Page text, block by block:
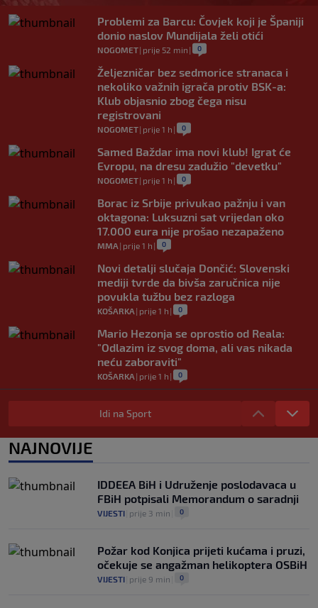
Problemi za Barcu: Čovjek koji je Španiji
donio naslov Mundijala želi otići
NOGOMET| prije 52 min | 0
Željezničar bez sedmorice stranaca i
nekoliko važnih igrača protiv BSK-a:
Klub objasnio zbog čega nisu
registrovani
NOGOMET| prije 1 h | 0
Samed Baždar ima novi klub! Igrat će
Evropu, na dresu zadužio "devetku"
NOGOMET| prije 1 h | 0
Borac iz Srbije privukao pažnju i van
oktagona: Luksuzni sat vrijedan oko
17.000 eura nije prošao nezapaženo
MMA | prije 1 h | 0
Novi detalji slučaja Dončić: Slovenski
mediji tvrde da bivša zaručnica nije
povukla tužbu bez razloga
KOŠARKA | prije 1 h | 0
Mario Hezonja se oprostio od Reala:
"Odlazim iz svog doma, ali vas nikada
neću zaboraviti"
KOŠARKA | prije 1 h | 0
Pjanić otkrio da je Alajbegović imao
bogatije ponude: "Ipak, Juve je uvijek
NOGOMET|prije 2 h| 0
Radnika, određene i sudije prvog kola
šampionata BiH
NOGOMET |prije 2 h 0
Idi na Sport
NAJNOVIJE
IDDEEA BiH i Udruženje poslodavaca u
FBiH potpisali Memorandum o saradnji
VIJESTI prije 3 min 0
Požar kod Konjica prijeti kućama i pruzi,
očekuje se angažman helikoptera OSBiH
VIJESTI prije 9 min 0